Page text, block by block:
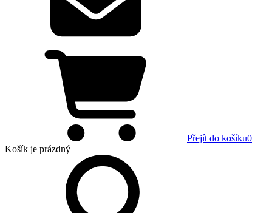
Přejít do košíku0
Košík je prázdný